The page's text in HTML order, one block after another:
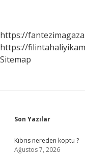
https://
https://
Sitemap
Sidebar
Son Yazılar
Kıbrıs nereden koptu ?
Ağustos 7, 2026